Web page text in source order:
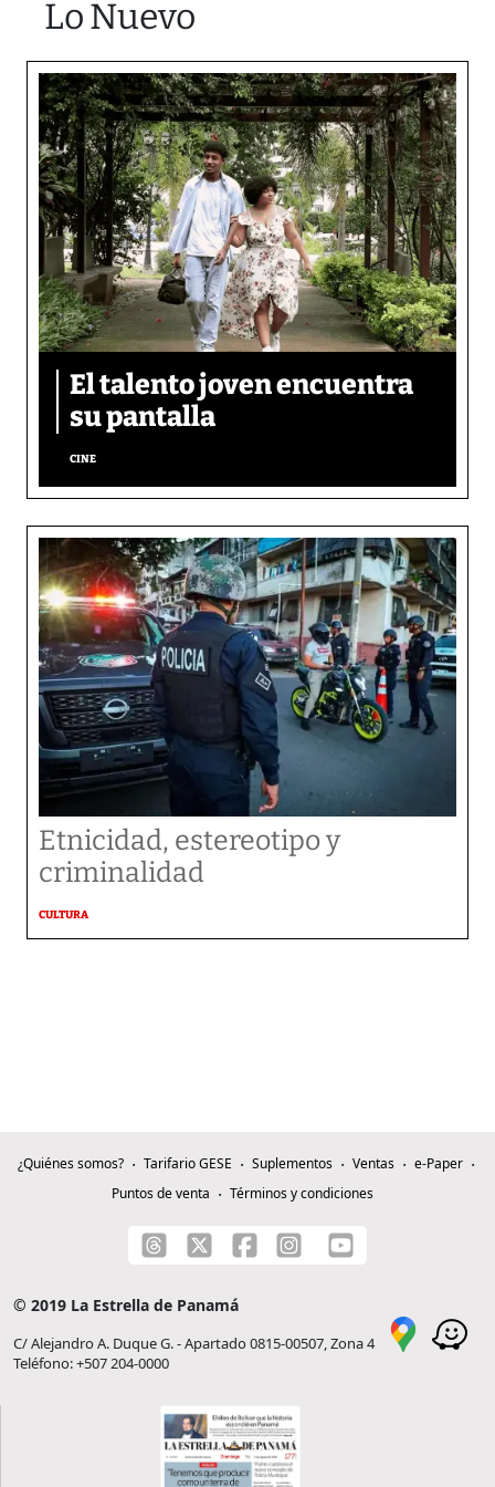
Lo Nuevo
El talento joven encuentra
su pantalla​
CINE
Etnicidad, estereotipo y
criminalidad
CULTURA
¿Quiénes somos? Tarifario GESE Suplementos Ventas
e-Paper
Puntos de venta
Términos y condiciones
© 2019 La Estrella de Panamá
C/ Alejandro A. Duque G. - Apartado 0815-00507, Zona 4
Teléfono: +507 204-0000